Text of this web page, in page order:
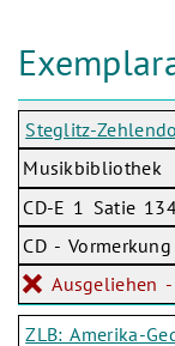
Steglitz-
Musikbibliothek
CD-E 1 Satie
CD -
Ausgeliehen
ZLB: Amerika-